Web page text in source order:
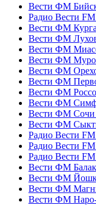
Вести ФМ
Радио Вести
Вести ФМ
Вести ФМ
Вести ФМ
Вести ФМ
Вести ФМ
Вести ФМ
Вести ФМ
Вести ФМ
Вести ФМ Сочи
Вести ФМ
Радио Вести
Радио Вести
Радио Вести
Вести ФМ
Вести ФМ
Вести ФМ
Вести ФМ